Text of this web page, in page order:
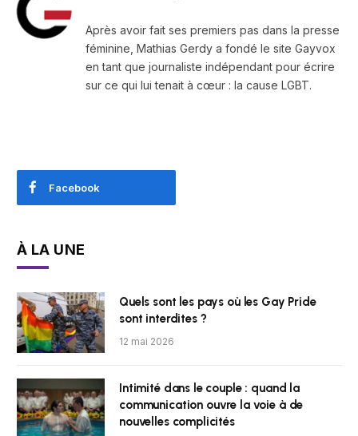
Après avoir fait ses premiers pas dans la presse
féminine, Mathias Gerdy a fondé le site Gayvox
en tant que journaliste indépendant pour écrire
sur ce qui lui tenait à cœur : la cause LGBT.
Facebook
À LA UNE
Quels sont les pays où les Gay Pride
sont interdites ?
12 mai 2026
Intimité dans le couple : quand la
communication ouvre la voie à de
nouvelles complicités